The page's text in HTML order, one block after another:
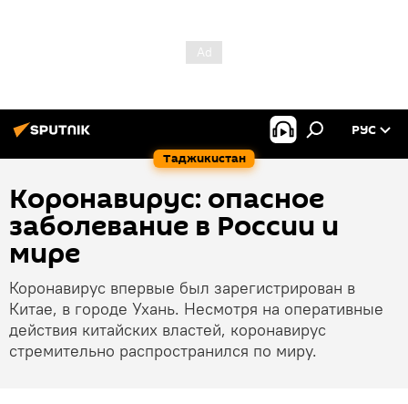
Таджикистан
РУС
Коронавирус: опасное
заболевание в России и
мире
Коронавирус впервые был зарегистрирован в
Китае, в городе Ухань. Несмотря на оперативные
действия китайских властей, коронавирус
стремительно распространился по миру.